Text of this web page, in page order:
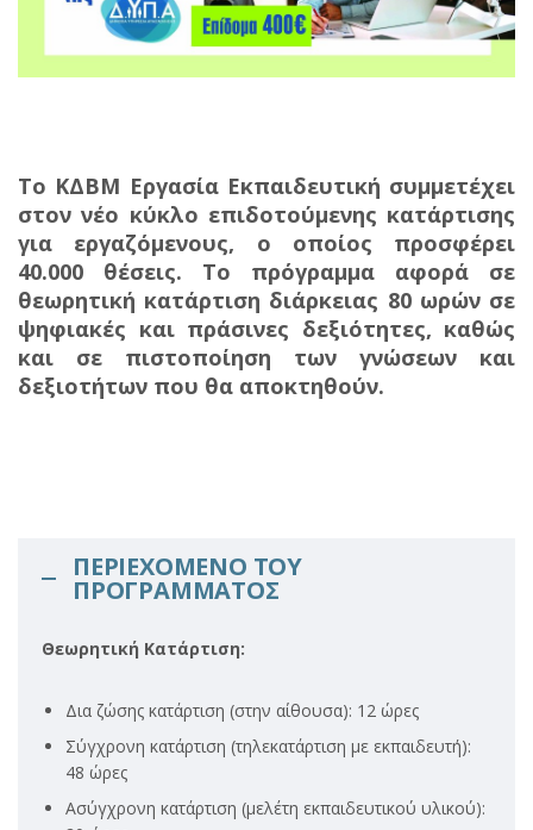
Το ΚΔΒΜ Εργασία Εκπαιδευτική συμμετέχει
στον νέο κύκλο επιδοτούμενης κατάρτισης
για εργαζόμενους, ο οποίος προσφέρει
40.000 θέσεις. Το πρόγραμμα αφορά σε
θεωρητική κατάρτιση διάρκειας 80 ωρών σε
ψηφιακές και πράσινες δεξιότητες, καθώς
και σε πιστοποίηση των γνώσεων και
δεξιοτήτων που θα αποκτηθούν.
ΠΕΡΙΕΧΌΜΕΝΟ ΤΟΥ
ΠΡΟΓΡΆΜΜΑΤΟΣ
Θεωρητική Κατάρτιση:
Δια ζώσης κατάρτιση (στην αίθουσα): 12 ώρες
Σύγχρονη κατάρτιση (τηλεκατάρτιση με εκπαιδευτή):
48 ώρες
Ασύγχρονη κατάρτιση (μελέτη εκπαιδευτικού υλικού):